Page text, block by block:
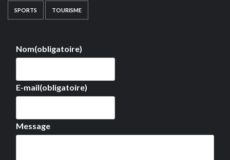
SPORTS TOURISME
Nom(obligatoire)
E-mail(obligatoire)
Message